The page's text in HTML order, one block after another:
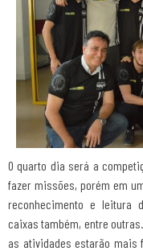
O quarto dia será a
fazer missões, porém em
reconhecimento e leitura
caixas também, entre
as atividades estarão mais